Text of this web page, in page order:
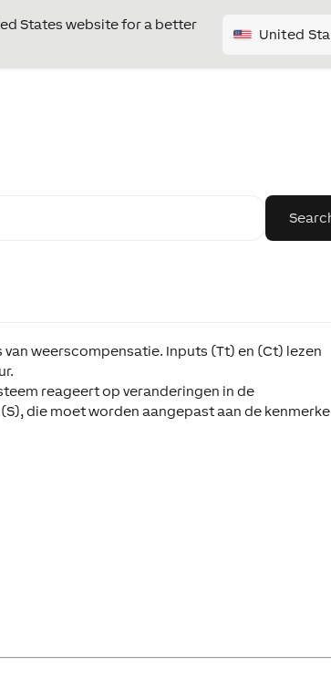
States website for a better
United
weerscompensatie. Inputs (Tt) en (Ct) lezen
reageert op veranderingen in de
die moet worden aangepast aan de